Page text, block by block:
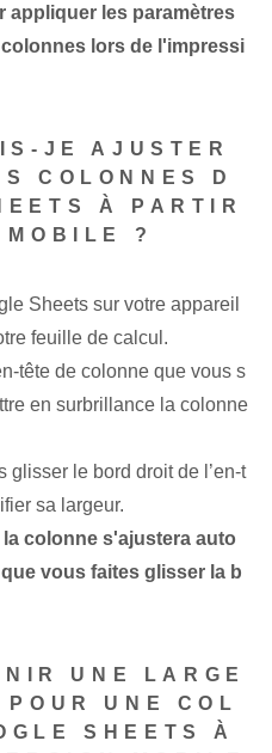
appliquer les paramètres
lors de l'impressi
JE AJUSTER
COLONNES D
À PARTIR
?
Sheets sur votre appareil
feuille de calcul.
tête de colonne que vous s
en surbrillance la colonne
glisser le bord droit de l’en-t
sa largeur.
colonne s'ajustera auto
vous faites glisser la b
UNE LARGE
UNE COL
SHEETS À